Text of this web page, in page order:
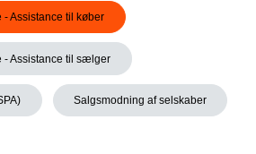
Assistance til køber
- Assistance til sælger
Salgsmodning af selskaber